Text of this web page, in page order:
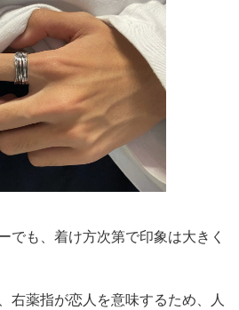
でも、着け方次第で印象は大きく
右薬指が恋人を意味するため、人